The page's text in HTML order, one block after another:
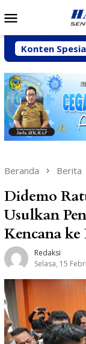
ke
Mobile
Konten
C di Sungai
Beranda Berita
Didemo
Usulkan
Kencana ke
Redaksi
Selasa, 15